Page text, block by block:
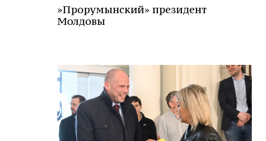
»Прорумынский» президент
Молдовы